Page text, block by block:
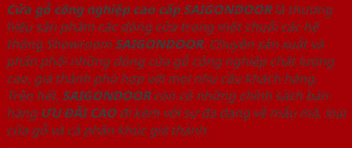
Cửa gỗ công nghiệp cao cấp SAIGONDOORlà thương
hiệu sản phẩm các dòng cửa trong một chuỗi các hệ
thống Showroom SAIGONDOOR. Chuyên sản xuất và
phân phối những dòng cửa gỗ công nghiệp chất lượng
cao, giá thành phù hợp với mọi nhu cầu khách hàng.
Trên hết, SAIGONDOORcòn có những chính sách bán
hàng ƯU ĐÃI CAOđi kèm với sự đa dạng về mẫu mã, loại
cửa gỗ và cả phân khúc giá thành.